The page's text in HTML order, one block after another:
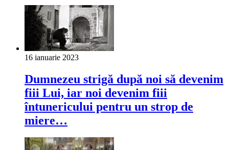
16 ianuarie 2023
Dumnezeu strigă după noi să devenim
fiii Lui, iar noi devenim fiii
întunericului pentru un strop de
miere…